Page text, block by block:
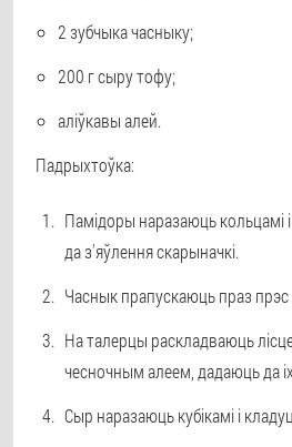
2 зубчыка часныку;
200 г сыру тофу;
аліўкавы алей.
Падрыхтоўка:
Памідоры наразаюць кольцамі
да з'яўлення скарыначкі.
Часнык прапускаюць праз
На талерцы раскладваюць
чесночным алеем, дадаюць да
Сыр наразаюць кубікамі і